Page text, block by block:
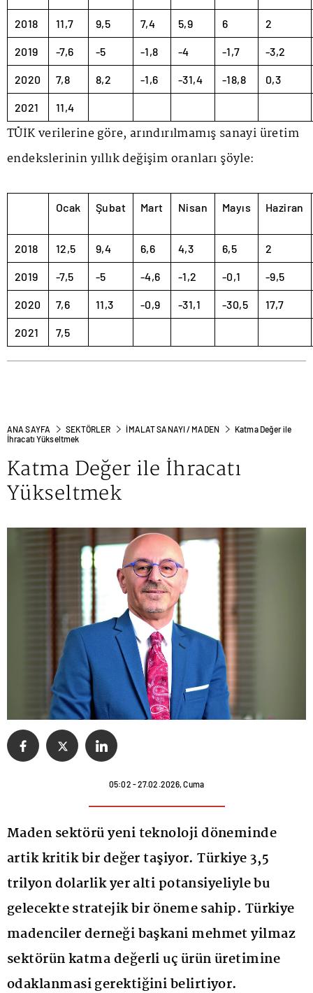
2018 11,7 9,5 7,4 5,9 6 2
2019 -7,6 -5 -1,8 -4 -1,7 -3,2
2020 7,8 8,2 -1,6 -31,4 -18,8 0,3
2021 11,4
TÜİK verilerine göre, arındırılmamış sanayi üretim
endekslerinin yıllık değişim oranları şöyle:
Ocak Şubat Mart Nisan Mayıs Haziran
2018 12,5 9,4 6,6 4,3 6,5 2
2019 -7,5 -5 -4,6 -1,2 -0,1 -9,5
2020 7,6 11,3 -0,9 -31,1 -30,5 17,7
2021 7,5
ANA SAYFA SEKTÖRLER İMALAT SANAYI / MADEN
Katma Değer ile
İhracatı Yükseltmek
Katma Değer ile İhracatı
Yükseltmek
05:02 - 27.02.2026, Cuma
Maden sektörü yeni teknoloji döneminde
artik kritik bir değer taşiyor. Türkiye 3,5
trilyon dolarlik yer alti potansiyeliyle bu
gelecekte stratejik bir öneme sahip. Türkiye
madenciler derneği başkani mehmet yilmaz
sektörün katma değerli uç ürün üretimine
odaklanmasi gerektiğini belirtiyor.